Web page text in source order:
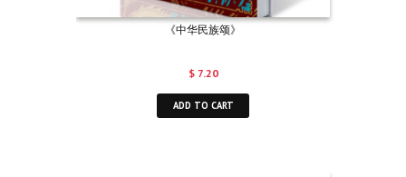
《中华民族颂》
$7.20
ADD TO CART